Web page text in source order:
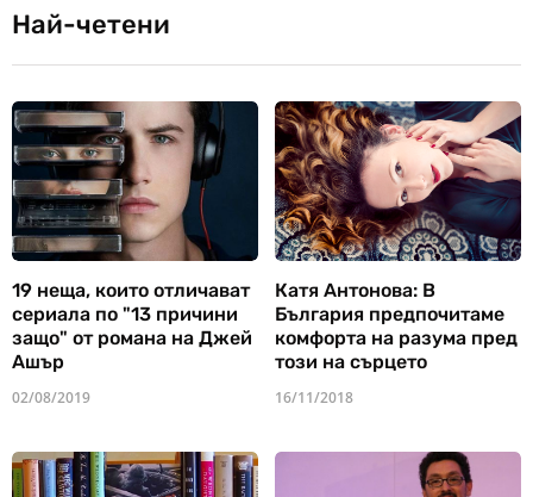
Най-четени
19 неща, които отличават
сериала по "13 причини
защо" от романа на Джей
Ашър
02/08/2019
Катя Антонова: В
България предпочитаме
комфорта на разума пред
този на сърцето
16/11/2018